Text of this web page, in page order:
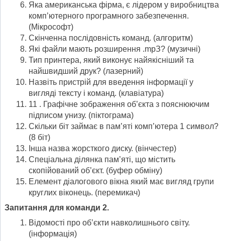
Яка американська фірма, є лідером у виробництва
комп’ютерного програмного забезпечення.
(Мікрософт)
Скінченна послідовність команд. (алгоритм)
Які файли мають розширення .mрЗ? (музичні)
Тип принтера, який виконує найякісніший та
найшвидший друк? (лазерний)
Назвіть пристрій для введення інформації у
вигляді тексту і команд. (клавіатура)
11 . Графічне зображення об’єкта з пояснюючим
підписом унизу. (піктограма)
Скільки біт займає в пам’яті комп’ютера 1 символ?
(8 біт)
Інша назва жорсткого диску. (вінчестер)
Спеціальна ділянка пам’яті, що містить
скопійований об’єкт. (буфер обміну)
Елемент діалогового вікна який має вигляд групи
круглих віконець. (перемикач)
Запитання для команди 2.
Відомості про об’єкти навколишнього світу.
(інформація)